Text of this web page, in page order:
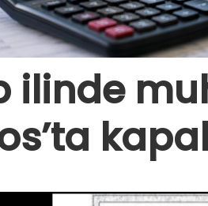
ilinde